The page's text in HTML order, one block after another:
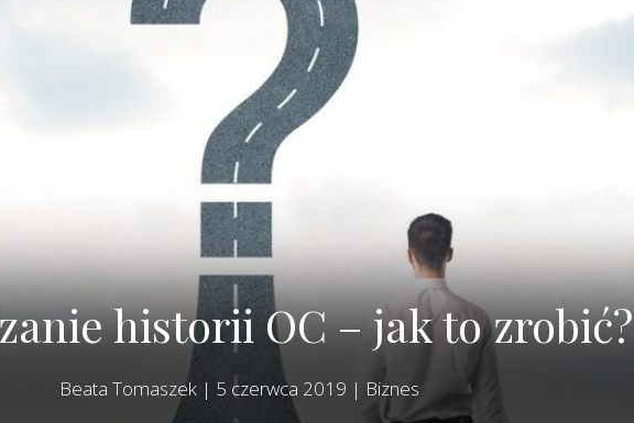
historii OC – jak to zrobić?
Beata Tomaszek| 5 czerwca 2019 | Biznes